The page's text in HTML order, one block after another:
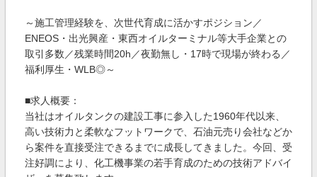
～施工管理経験を、次世代育成に活かすポジション／
ENEOS・出光興産・東西オイルターミナル等大手企業との
取引多数／残業時間20h／夜勤無し・17時で現場が終わる／
福利厚生・WLB◎～
■求人概要：
当社はオイルタンクの建設工事に参入した1960年代以来、
高い技術力と柔軟なフットワークで、石油元売り会社などか
ら案件を直接受注できるまでに成長してきました。今回、受
注好調により、化工機事業の若手育成のための技術アドバイ